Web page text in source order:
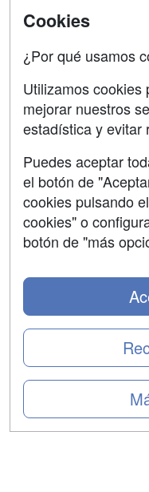
Acceso Centros
Contactar
Confidencialidad
Copyleft
Cookies
¿Por qué usamos
Utilizamos cookies
mejorar nuestros
estadística y evitar
Puedes aceptar
el botón de
cookies pulsando
cookies" o
botón de "más